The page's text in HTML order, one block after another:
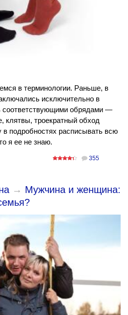
в терминологии. Раньше, в
исключительно в
соответствующими обрядами —
клятвы, троекратный обход
подробностях расписывать всю
я ее не знаю.
355
→ Мужчина и женщина: